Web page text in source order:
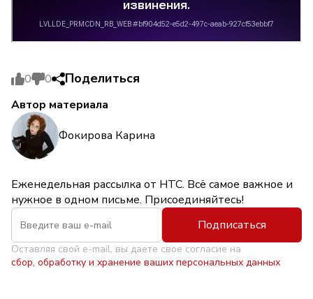
0 0 Поделиться
Автор материала
Фокирова Карина
Еженедельная рассылка от НТС. Всё самое важное и
нужное в одном письме. Присоединяйтесь!
Подписаться
Оставляя свой e-mail, вы даете свое согласие на
сбор, обработку и хранение ваших персональных данных